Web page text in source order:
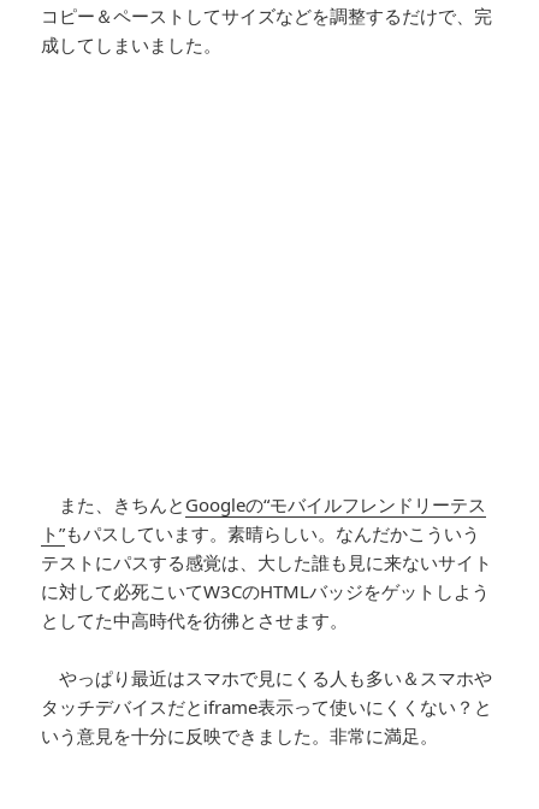
コピー＆ペーストしてサイズなどを調整するだけで、完
成してしまいました。
また、きちんと Googleの“モバイルフレンドリーテス
ト”もパスしています。素晴らしい。なんだかこういう
テストにパスする感覚は、大した誰も見に来ないサイト
に対して必死こいてW3CのHTMLバッジをゲットしよう
としてた中高時代を彷彿とさせます。
やっぱり最近はスマホで見にくる人も多い＆スマホや
タッチデバイスだとiframe表示って使いにくくない？と
いう意見を十分に反映できました。非常に満足。